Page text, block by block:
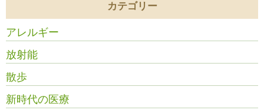
カテゴリー
アレルギー
放射能
散歩
新時代の医療